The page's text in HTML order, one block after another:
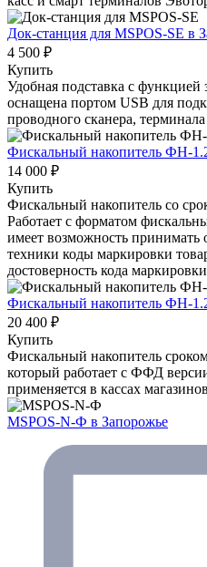
Док-станция для MSPOS-SE в
4 500 ₽
Купить
Удобная подставка с функцией
оснащена портом USB для
проводного сканера,
Фискальный накопитель ФН-
14 000 ₽
Купить
Фискальный накопитель cо
Работает с форматом
имеет возможность принимать
техники коды маркировки
достоверность кода
Фискальный накопитель ФН-
20 400 ₽
Купить
Фискальный накопитель
который работает с ФФД
применяется в кассах
MSPOS-N-Ф в Запорожье